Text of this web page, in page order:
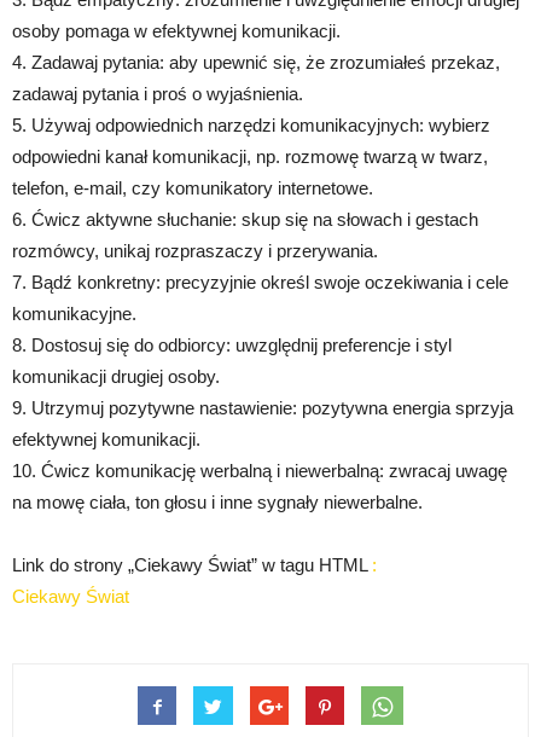
osoby pomaga w efektywnej komunikacji.
4. Zadawaj pytania: aby upewnić się, że zrozumiałeś przekaz,
zadawaj pytania i proś o wyjaśnienia.
5. Używaj odpowiednich narzędzi komunikacyjnych: wybierz
odpowiedni kanał komunikacji, np. rozmowę twarzą w twarz,
telefon, e-mail, czy komunikatory internetowe.
6. Ćwicz aktywne słuchanie: skup się na słowach i gestach
rozmówcy, unikaj rozpraszaczy i przerywania.
7. Bądź konkretny: precyzyjnie określ swoje oczekiwania i cele
komunikacyjne.
8. Dostosuj się do odbiorcy: uwzględnij preferencje i styl
komunikacji drugiej osoby.
9. Utrzymuj pozytywne nastawienie: pozytywna energia sprzyja
efektywnej komunikacji.
10. Ćwicz komunikację werbalną i niewerbalną: zwracaj uwagę
na mowę ciała, ton głosu i inne sygnały niewerbalne.
Link do strony „Ciekawy Świat” w tagu HTML :
Ciekawy Świat